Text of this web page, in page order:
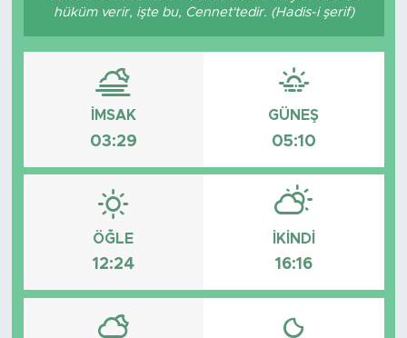
hüküm verir, işte bu, Cennet'tedir. (Hadis-i şerif)
İMSAK
03:29
GÜNEŞ
05:10
ÖĞLE
12:24
İKINDI
16:16